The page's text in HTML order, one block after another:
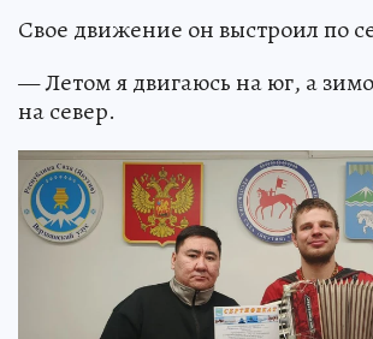
Свое движение он выстроил по
— Летом я двигаюсь на юг, а
на север.